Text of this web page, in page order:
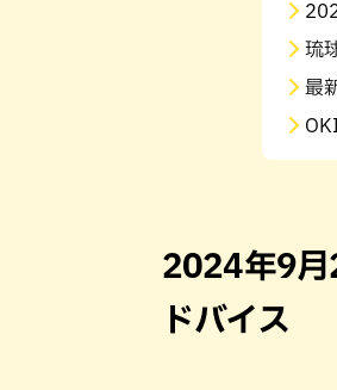
琉
最
2024年9月
ドバイス